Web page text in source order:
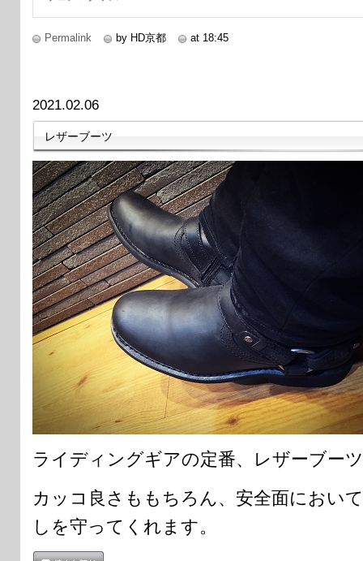
Permalink by HD京都 at 18:45
2021.02.06
レザーブーツ
ライディングギアの定番、レザーブー
カッコ良さももちろん、安全面におい
しを守ってくれます。